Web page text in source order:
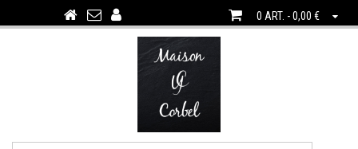
0 ART. - 0,00 €